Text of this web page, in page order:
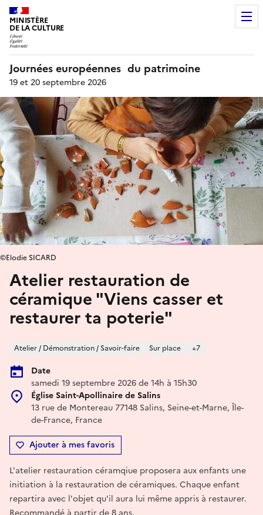
MINISTÈRE
DE LA CULTURE
Journées européennes du patrimoine
19 et 20 septembre 2026
Atelier restauration de
céramique "Viens casser et
restaurer ta poterie"
Atelier / Démonstration / Savoir-faire Sur place +7
Date
samedi 19 septembre 2026 de 14h à 15h30
Église Saint-Apollinaire de Salins
13 rue de Montereau 77148 Salins, Seine-et-Marne, Île-
de-France, France
Ajouter à mes favoris
©Elodie SICARD
L'atelier restauration céramqiue proposera aux enfants une
initiation à la restauration de céramiques. Chaque enfant
repartira avec l'objet qu'il aura lui même appris à restaurer.